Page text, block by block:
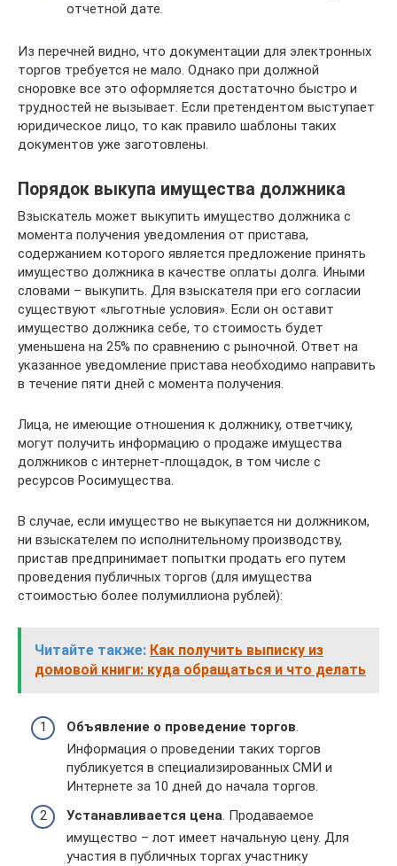
отчетной дате.
Из перечней видно, что документации для электронных
торгов требуется не мало. Однако при должной
сноровке все это оформляется достаточно быстро и
трудностей не вызывает. Если претендентом выступает
юридическое лицо, то как правило шаблоны таких
документов уже заготовлены.
Порядок выкупа имущества должника
Взыскатель может выкупить имущество должника с
момента получения уведомления от пристава,
содержанием которого является предложение принять
имущество должника в качестве оплаты долга. Иными
словами – выкупить. Для взыскателя при его согласии
существуют «льготные условия». Если он оставит
имущество должника себе, то стоимость будет
уменьшена на 25% по сравнению с рыночной. Ответ на
указанное уведомление пристава необходимо направить
в течение пяти дней с момента получения.
Лица, не имеющие отношения к должнику, ответчику,
могут получить информацию о продаже имущества
должников с интернет-площадок, в том числе с
ресурсов Росимущества.
В случае, если имущество не выкупается ни должником,
ни взыскателем по исполнительному производству,
пристав предпринимает попытки продать его путем
проведения публичных торгов (для имущества
стоимостью более полумиллиона рублей):
Читайте также: Как получить выписку из
домовой книги: куда обращаться и что делать
Объявление о проведение торгов
Информация о проведении таких торгов
публикуется в специализированных СМИ и
Интернете за 10 дней до начала торгов.
Устанавливается цена. Продаваемое
имущество – лот имеет начальную цену. Для
участия в публичных торгах участнику